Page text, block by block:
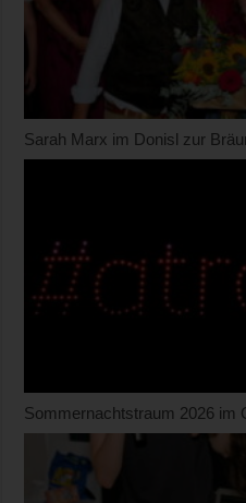
Sarah Marx im Donisl zur
Sommernachtstraum 2026 im